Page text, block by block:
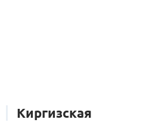
Киргизская